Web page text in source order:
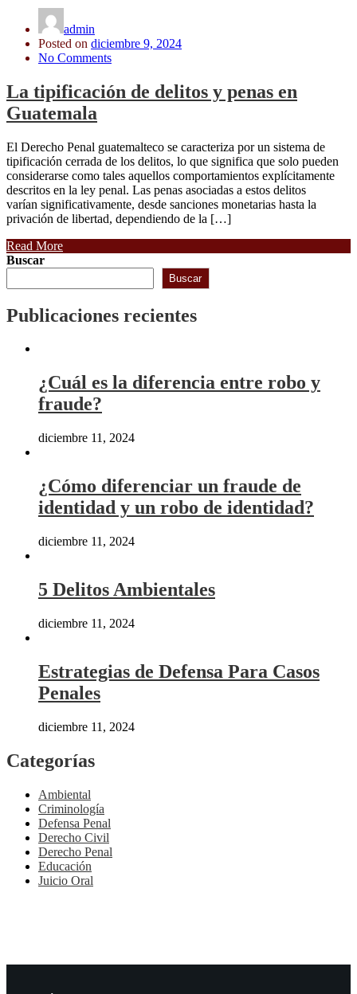
admin
Posted on diciembre 9, 2024
No Comments
La tipificación de delitos y penas en
Guatemala
El Derecho Penal guatemalteco se caracteriza por un sistema de
tipificación cerrada de los delitos, lo que significa que solo pueden
considerarse como tales aquellos comportamientos explícitamente
descritos en la ley penal. Las penas asociadas a estos delitos
varían significativamente, desde sanciones monetarias hasta la
privación de libertad, dependiendo de la […]
Read More
Buscar
Buscar
Publicaciones recientes
¿Cuál es la diferencia entre robo y
fraude?
diciembre 11, 2024
¿Cómo diferenciar un fraude de
identidad y un robo de identidad?
diciembre 11, 2024
5 Delitos Ambientales
diciembre 11, 2024
Estrategias de Defensa Para Casos
Penales
diciembre 11, 2024
Categorías
Ambiental
Criminología
Defensa Penal
Derecho Civil
Derecho Penal
Educación
Juicio Oral